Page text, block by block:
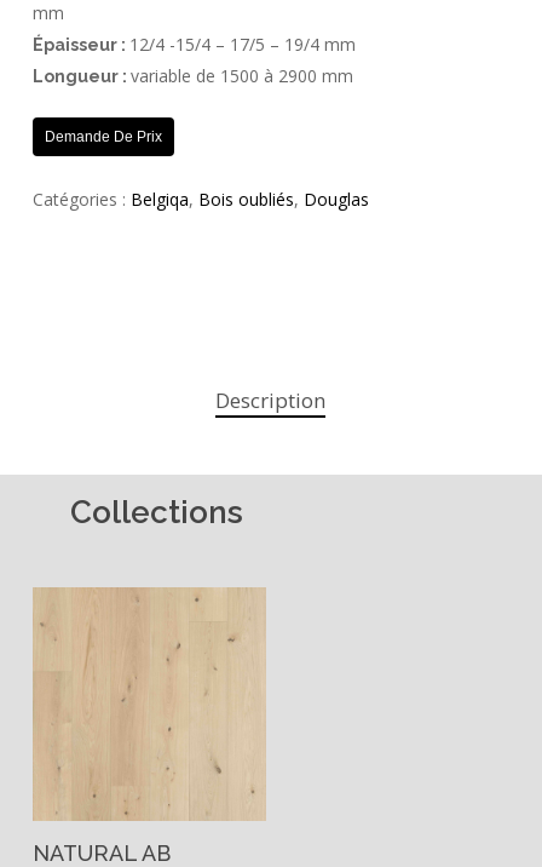
mm
Épaisseur : 12/4 -15/4 – 17/5 – 19/4 mm
Longueur : variable de 1500 à 2900 mm
Demande De Prix
Catégories : Belgiqa, Bois oubliés, Douglas
Description
Collections
NATURAL AB